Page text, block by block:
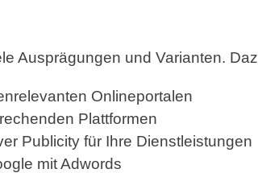
Ausprägungen und Varianten.
Onlineportalen
Plattformen
Publicity für Ihre Dienstleistungen
mit Adwords